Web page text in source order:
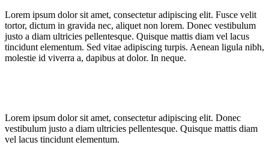
Lorem ipsum dolor sit amet, consectetur adipiscing elit. Fusce velit
tortor, dictum in gravida nec, aliquet non lorem. Donec vestibulum
justo a diam ultricies pellentesque. Quisque mattis diam vel lacus
tincidunt elementum. Sed vitae adipiscing turpis. Aenean ligula nibh,
molestie id viverra a, dapibus at dolor. In neque.
Lorem ipsum dolor sit amet, consectetur adipiscing elit. Donec
vestibulum justo a diam ultricies pellentesque. Quisque mattis diam
vel lacus tincidunt elementum.